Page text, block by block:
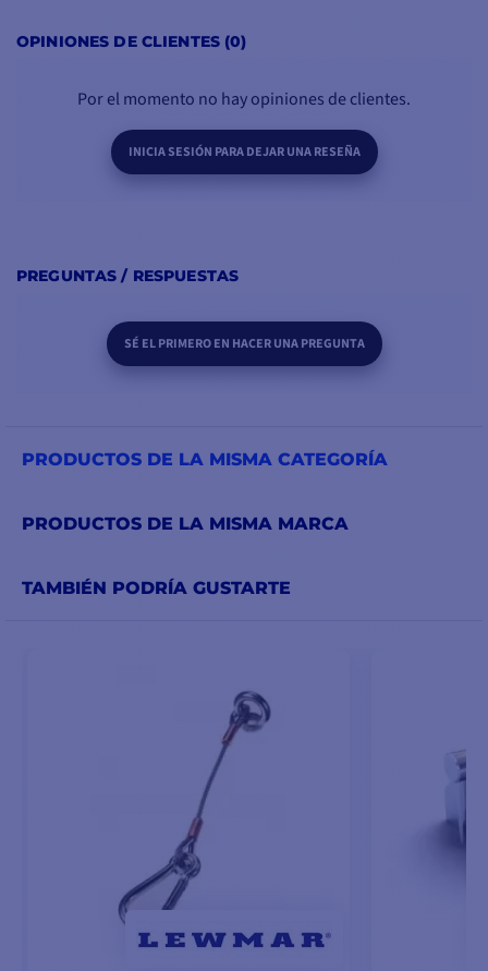
OPINIONES DE CLIENTES (0)
Por el momento no hay opiniones de clientes.
INICIA SESIÓN PARA DEJAR UNA RESEÑA
PREGUNTAS / RESPUESTAS
SÉ EL PRIMERO EN HACER UNA PREGUNTA
PRODUCTOS DE LA MISMA CATEGORÍA
PRODUCTOS DE LA MISMA MARCA
TAMBIÉN PODRÍA GUSTARTE